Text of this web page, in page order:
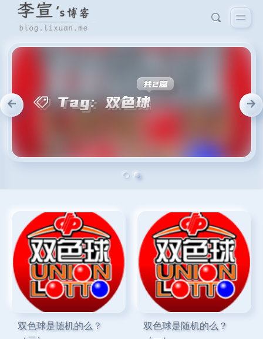
双色球是随机的么？
双色球是随机的么？